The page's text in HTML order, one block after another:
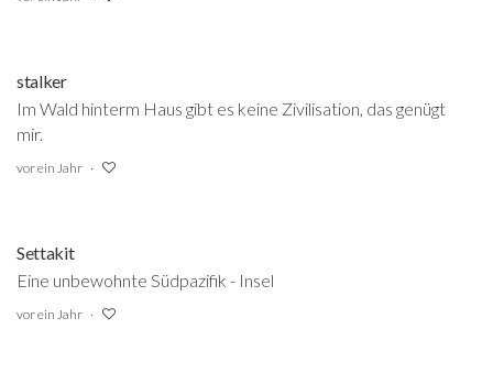
stalker
Im Wald hinterm Haus gibt es keine Zivilisation, das genügt
mir.
vor ein Jahr
Settakit
Eine unbewohnte Südpazifik - Insel
vor ein Jahr